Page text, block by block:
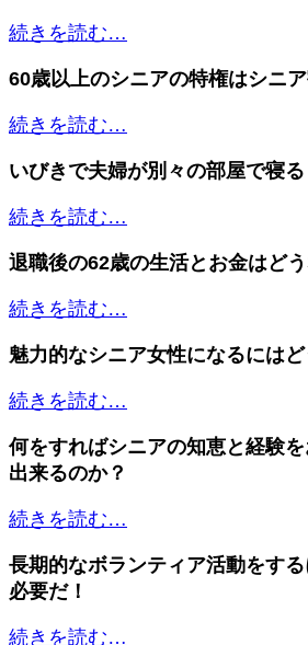
続きを読む…
60歳以上のシニアの特権はシニ
続きを読む…
いびきで夫婦が別々の部屋で寝る
続きを読む…
退職後の62歳の生活とお金はどう
続きを読む…
魅力的なシニア女性になるには
続きを読む…
何をすればシニアの知恵と経験
出来るのか？
続きを読む…
長期的なボランティア活動をす
必要だ！
続きを読む…